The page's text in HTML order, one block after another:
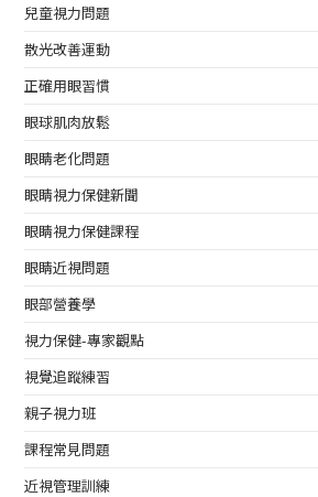
兒童視力問題
散光改善運動
正確用眼習慣
眼球肌肉放鬆
眼睛老化問題
眼睛視力保健新聞
眼睛視力保健課程
眼睛近視問題
眼部營養學
視力保健-專家觀點
視覺追蹤練習
親子視力班
課程常見問題
近視管理訓練